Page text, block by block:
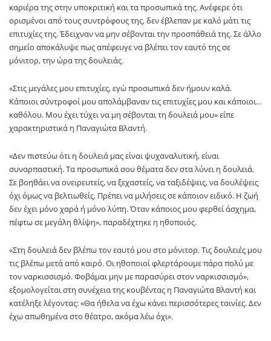
καριέρα της στην υποκριτική και τα προσωπικά της. Ανέφερε ότι
ορισμένοι από τους συντρόφους της, δεν έβλεπαν με καλό μάτι τις
επιτυχίες της. Έδειχναν να μην σέβονται την προσπάθειά της. Σε άλλο
σημείο αποκάλυψε πως απέφευγε να βλέπει τον εαυτό της σε
μόνιτορ, την ώρα της δουλειάς.
«Στις μεγάλες μου επιτυχίες, εγώ προσωπικά δεν ήμουν καλά.
Κάποιοι σύντροφοί μου απολάμβαναν τις επιτυχίες μου και κάποιοι…
καθόλου. Μου έχει τύχει να μη σέβονται τη δουλειά μου» είπε
χαρακτηριστικά η Παναγιώτα Βλαντή.
«Δεν πιστεύω ότι η δουλειά μας είναι ψυχαναλυτική, είναι
συναρπαστική. Τα προσωπικά σου θέματα δεν στα λύνει η δουλειά.
Σε βοηθάει να ονειρευτείς, να ξεχαστείς, να ταξιδέψεις, να δουλέψεις
όχι όμως να βελτιωθείς. Πρέπει να μιλήσεις σε κάποιον ειδικό. Η ζωή
δεν έχει μόνο χαρά ή μόνο λύπη. Όταν κάποιος μου φερθεί άσχημα,
πέφτω σε μεγάλη θλίψη», παραδέχτηκε η ηθοποιός.
«Στη δουλειά δεν βλέπω τον εαυτό μου στο μόνιτορ. Τις δουλειές μου
τις βλέπω μετά από καιρό. Οι ηθοποιοί φλερτάρουμε πάρα πολύ με
τον ναρκισσισμό. Φοβάμαι μην με παρασύρει στον ναρκισσισμό»,
εξομολογείται στη συνέχεια της κουβέντας η Παναγιώτα Βλαντή και
κατέληξε λέγοντας: «Θα ήθελα να έχω κάνει περισσότερες ταινίες. Δεν
έχω απωθημένα στο θέατρο, ακόμα λέω όχι».